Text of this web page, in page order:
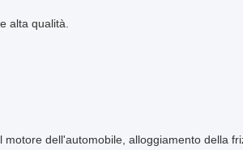
alta qualità.
motore dell'automobile, alloggiamento della